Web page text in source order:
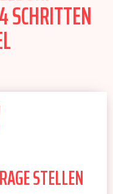
SCHRITTEN
STELLEN